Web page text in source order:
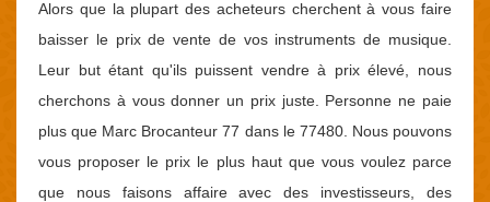
Alors que la plupart des acheteurs cherchent à vous faire
baisser le prix de vente de vos instruments de musique.
Leur but étant qu'ils puissent vendre à prix élevé, nous
cherchons à vous donner un prix juste. Personne ne paie
plus que Marc Brocanteur 77 dans le 77480. Nous pouvons
vous proposer le prix le plus haut que vous voulez parce
que nous faisons affaire avec des investisseurs, des